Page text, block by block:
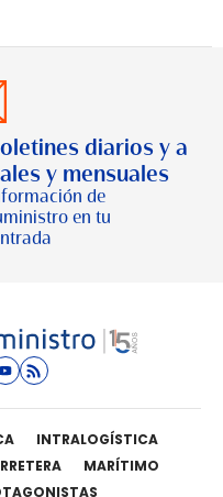
diarios y a
y mensuales
de
en tu
INTRALOGÍSTICA
MARÍTIMO